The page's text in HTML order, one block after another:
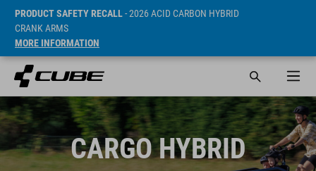
PRODUCT SAFETY RECALL- 2026 ACID CARBON HYBRID
CRANK ARMS
MORE INFORMATION
CARGO HYBRID